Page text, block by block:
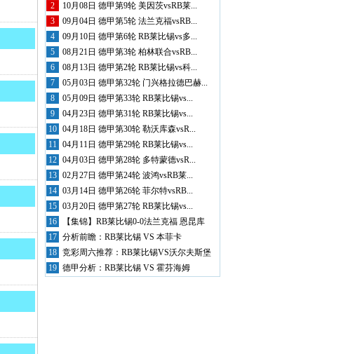
配阵...
2
10月08日 德甲第9轮 美因茨vsRB莱...
3
09月04日 德甲第5轮 法兰克福vsRB...
4
09月10日 德甲第6轮 RB莱比锡vs多...
5
08月21日 德甲第3轮 柏林联合vsRB...
6
08月13日 德甲第2轮 RB莱比锡vs科...
7
05月03日 德甲第32轮 门兴格拉德巴赫...
8
05月09日 德甲第33轮 RB莱比锡vs...
9
04月23日 德甲第31轮 RB莱比锡vs...
10 04月18日 德甲第30轮 勒沃库森vsR...
11
04月11日 德甲第29轮 RB莱比锡vs...
12 04月03日 德甲第28轮 多特蒙德vsR...
13 02月27日 德甲第24轮 波鸿vsRB莱...
14 03月14日 德甲第26轮 菲尔特vsRB...
15 03月20日 德甲第27轮 RB莱比锡vs...
16
【集锦】RB莱比锡0-0法兰克福 恩昆库
破...
17 分析前瞻：RB莱比锡 VS 本菲卡
18 竞彩周六推荐：RB莱比锡VS沃尔夫斯堡
19 德甲分析：RB莱比锡 VS 霍芬海姆